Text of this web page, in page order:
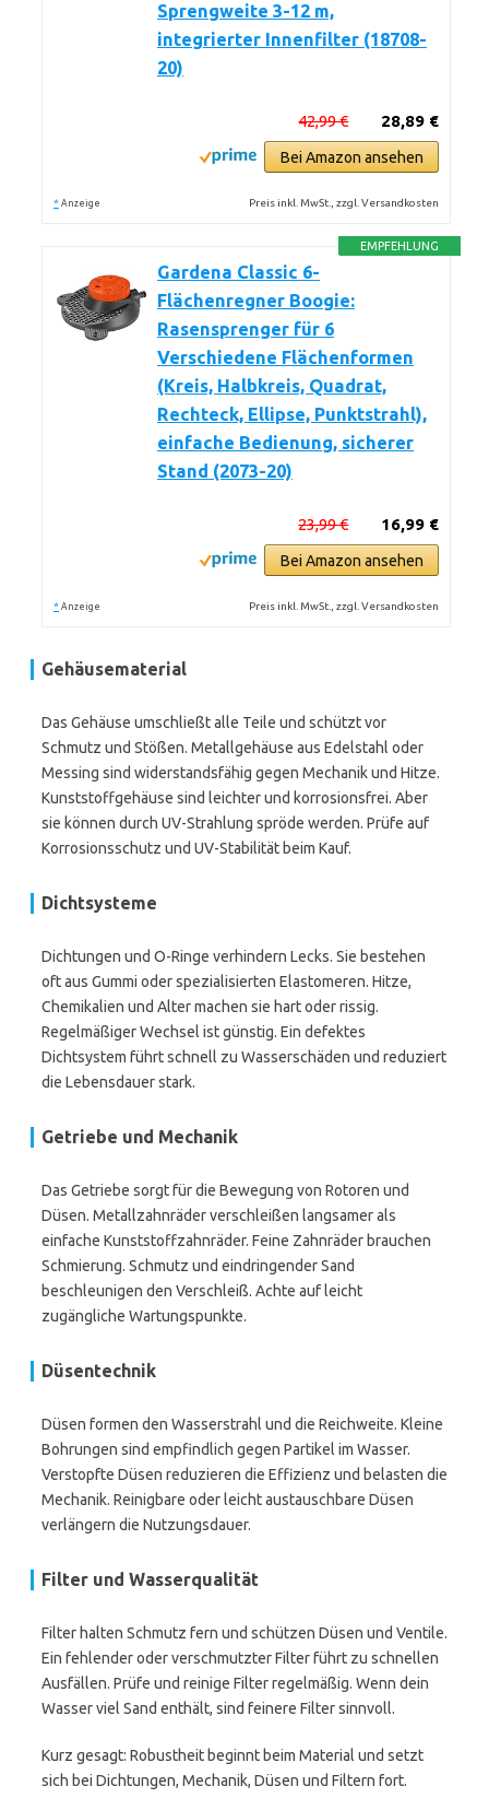
Sprengweite 3-12 m,
integrierter Innenfilter (18708-
20)
28,89 €
42,99 €
Bei Amazon ansehen
* Anzeige Preis inkl. MwSt., zzgl. Versandkosten
EMPFEHLUNG
Gardena Classic 6-
Flächenregner Boogie:
Rasensprenger für 6
Verschiedene Flächenformen
(Kreis, Halbkreis, Quadrat,
Rechteck, Ellipse, Punktstrahl),
einfache Bedienung, sicherer
Stand (2073-20)
16,99 €
23,99 €
Bei Amazon ansehen
* Anzeige Preis inkl. MwSt., zzgl. Versandkosten
Gehäusematerial
Das Gehäuse umschließt alle Teile und schützt vor
Schmutz und Stößen. Metallgehäuse aus Edelstahl oder
Messing sind widerstandsfähig gegen Mechanik und Hitze.
Kunststoffgehäuse sind leichter und korrosionsfrei. Aber
sie können durch UV-Strahlung spröde werden. Prüfe auf
Korrosionsschutz und UV-Stabilität beim Kauf.
Dichtsysteme
Dichtungen und O-Ringe verhindern Lecks. Sie bestehen
oft aus Gummi oder spezialisierten Elastomeren. Hitze,
Chemikalien und Alter machen sie hart oder rissig.
Regelmäßiger Wechsel ist günstig. Ein defektes
Dichtsystem führt schnell zu Wasserschäden und reduziert
die Lebensdauer stark.
Getriebe und Mechanik
Das Getriebe sorgt für die Bewegung von Rotoren und
Düsen. Metallzahnräder verschleißen langsamer als
einfache Kunststoffzahnräder. Feine Zahnräder brauchen
Schmierung. Schmutz und eindringender Sand
beschleunigen den Verschleiß. Achte auf leicht
zugängliche Wartungspunkte.
Düsentechnik
Düsen formen den Wasserstrahl und die Reichweite. Kleine
Bohrungen sind empfindlich gegen Partikel im Wasser.
Verstopfte Düsen reduzieren die Effizienz und belasten die
Mechanik. Reinigbare oder leicht austauschbare Düsen
verlängern die Nutzungsdauer.
Filter und Wasserqualität
Filter halten Schmutz fern und schützen Düsen und Ventile.
Ein fehlender oder verschmutzter Filter führt zu schnellen
Ausfällen. Prüfe und reinige Filter regelmäßig. Wenn dein
Wasser viel Sand enthält, sind feinere Filter sinnvoll.
Kurz gesagt: Robustheit beginnt beim Material und setzt
sich bei Dichtungen, Mechanik, Düsen und Filtern fort.